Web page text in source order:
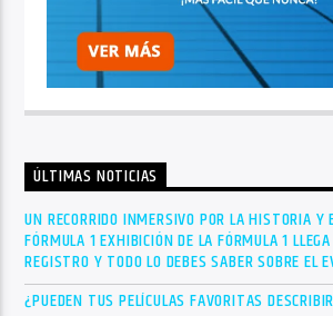
ÚLTIMAS NOTICIAS
UN RECORRIDO INMERSIVO POR LA HISTORIA Y
FÓRMULA 1 EXHIBICIÓN DE LA FÓRMULA 1
REGISTRO Y TODO LO DEBES SABER SOBRE EL
¿PUEDEN TUS PELÍCULAS FAVORITAS